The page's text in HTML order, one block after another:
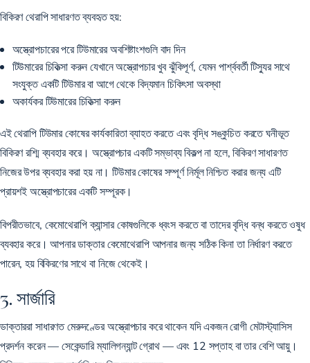
বিকিরণ থেরাপি সাধারণত ব্যবহৃত হয়:
অস্ত্রোপচারের পরে টিউমারের অবশিষ্টাংশগুলি বাদ দিন
টিউমারের চিকিত্সা করুন যেখানে অস্ত্রোপচার খুব ঝুঁকিপূর্ণ, যেমন পার্শ্ববর্তী টিস্যুর সাথে
সংযুক্ত একটি টিউমার বা আগে থেকে বিদ্যমান চিকিৎসা অবস্থা
অকার্যকর টিউমারের চিকিত্সা করুন
এই থেরাপি টিউমার কোষের কার্যকারিতা ব্যাহত করতে এবং বৃদ্ধি সঙ্কুচিত করতে ঘনীভূত
বিকিরণ রশ্মি ব্যবহার করে। অস্ত্রোপচার একটি সম্ভাব্য বিকল্প না হলে, বিকিরণ সাধারণত
নিজের উপর ব্যবহার করা হয় না। টিউমার কোষের সম্পূর্ণ নির্মূল নিশ্চিত করার জন্য এটি
প্রায়শই অস্ত্রোপচারের একটি সম্পূরক।
বিপরীতভাবে, কেমোথেরাপি ক্যান্সার কোষগুলিকে ধ্বংস করতে বা তাদের বৃদ্ধি বন্ধ করতে ওষুধ
ব্যবহার করে। আপনার ডাক্তার কেমোথেরাপি আপনার জন্য সঠিক কিনা তা নির্ধারণ করতে
পারেন, হয় বিকিরণের সাথে বা নিজে থেকেই।
3. সার্জারি
ডাক্তাররা সাধারণত মেরুদণ্ডের অস্ত্রোপচার করে থাকেন যদি একজন রোগী মেটাস্ট্যাসিস
প্রদর্শন করেন — সেকেন্ডারি ম্যালিগন্যান্ট গ্রোথ — এবং 12 সপ্তাহ বা তার বেশিআয়ু।